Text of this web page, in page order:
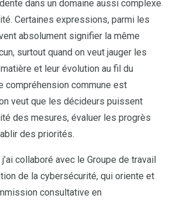
dans un domaine aussi complexe
Certaines expressions, parmi les
absolument signifier la même
surtout quand on veut jauger les
et leur évolution au fil du
compréhension commune est
veut que les décideurs puissent
des mesures, évaluer les progrès
des priorités.
j’ai collaboré avec le Groupe de travail
de la cybersécurité, qui oriente et
consultative en